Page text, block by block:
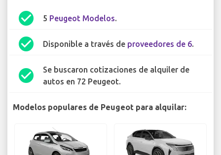
check_circle 5 Peugeot Modelos.
check_circle Disponible a través de proveedores de 6.
check_circle
Se buscaron cotizaciones de alquiler de
autos en 72 Peugeot.
Modelos populares de Peugeot para alquilar: